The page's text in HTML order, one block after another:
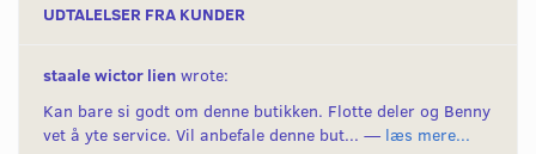
UDTALELSER FRA KUNDER
staale wictor lien wrote:
Kan bare si godt om denne butikken. Flotte deler og Benny
vet å yte service. Vil anbefale denne but... — læs mere...